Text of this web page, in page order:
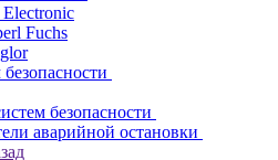
Fuchs
безопасности
аварийной остановки